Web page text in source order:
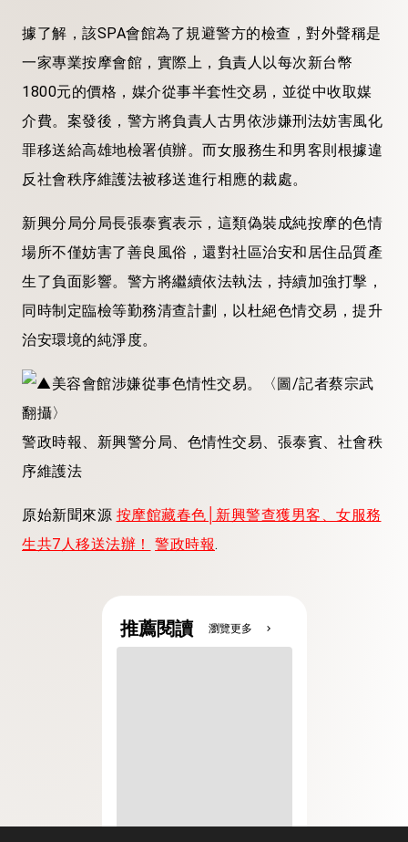
據了解，該SPA會館為了規避警方的檢查，對外聲稱是
一家專業按摩會館，實際上，負責人以每次新台幣
1800元的價格，媒介從事半套性交易，並從中收取媒
介費。案發後，警方將負責人古男依涉嫌刑法妨害風化
罪移送給高雄地檢署偵辦。而女服務生和男客則根據違
反社會秩序維護法被移送進行相應的裁處。
新興分局分局長張泰賓表示，這類偽裝成純按摩的色情
場所不僅妨害了善良風俗，還對社區治安和居住品質產
生了負面影響。警方將繼續依法執法，持續加強打擊，
同時制定臨檢等勤務清查計劃，以杜絕色情交易，提升
治安環境的純淨度。
警政時報、新興警分局、色情性交易、張泰賓、社會秩
序維護法
原始新聞來源 按摩館藏春色│新興警查獲男客、女服務
生共7人移送法辦！
警政時報.
推薦閱讀 瀏覽更多 chevron_right